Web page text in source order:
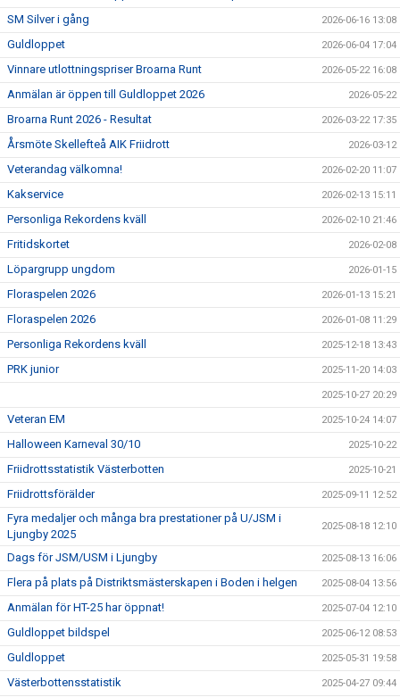
SM Silver i gång 2026-06-16 13:08
Guldloppet 2026-06-04 17:04
Vinnare utlottningspriser Broarna Runt 2026-05-22 16:08
Anmälan är öppen till Guldloppet 2026 2026-05-22
Broarna Runt 2026 - Resultat 2026-03-22 17:35
Årsmöte Skellefteå AIK Friidrott 2026-03-12
Veterandag välkomna! 2026-02-20 11:07
Kakservice 2026-02-13 15:11
Personliga Rekordens kväll 2026-02-10 21:46
Fritidskortet 2026-02-08
Löpargrupp ungdom 2026-01-15
Floraspelen 2026 2026-01-13 15:21
Floraspelen 2026 2026-01-08 11:29
Personliga Rekordens kväll 2025-12-18 13:43
PRK junior 2025-11-20 14:03
2025-10-27 20:29
Veteran EM 2025-10-24 14:07
Halloween Karneval 30/10 2025-10-22
Friidrottsstatistik Västerbotten 2025-10-21
Friidrottsförälder 2025-09-11 12:52
Fyra medaljer och många bra prestationer på U/JSM i
Ljungby 2025
2025-08-18 12:10
Dags för JSM/USM i Ljungby 2025-08-13 16:06
Flera på plats på Distriktsmästerskapen i Boden i helgen 2025-08-04 13:56
Anmälan för HT-25 har öppnat! 2025-07-04 12:10
Guldloppet bildspel 2025-06-12 08:53
Guldloppet 2025-05-31 19:58
Västerbottensstatistik 2025-04-27 09:44